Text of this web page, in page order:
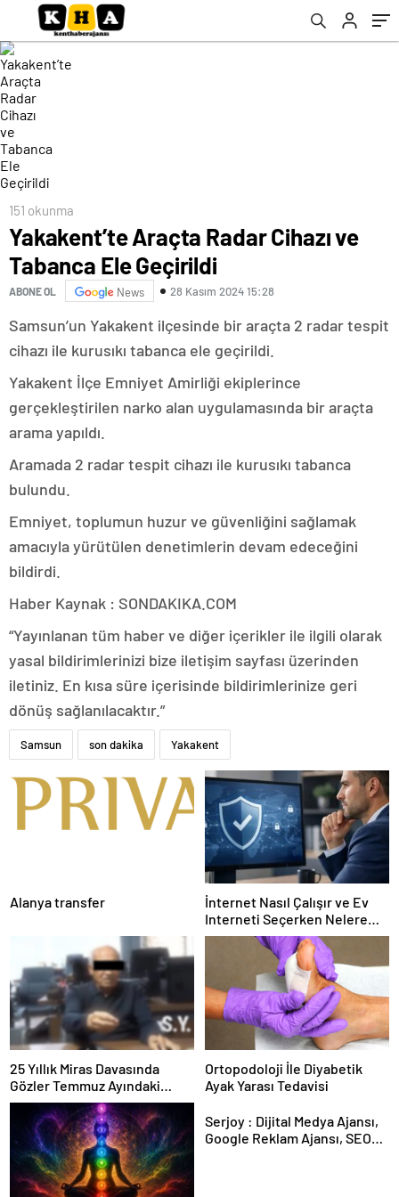
151 okunma
Yakakent’te Araçta Radar Cihazı ve
Tabanca Ele Geçirildi
ABONE OL News 28 Kasım 2024 15:28
Samsun’un Yakakent ilçesinde bir araçta 2 radar tespit
cihazı ile kurusıkı tabanca ele geçirildi.
Yakakent İlçe Emniyet Amirliği ekiplerince
gerçekleştirilen narko alan uygulamasında bir araçta
arama yapıldı.
Aramada 2 radar tespit cihazı ile kurusıkı tabanca
bulundu.
Emniyet, toplumun huzur ve güvenliğini sağlamak
amacıyla yürütülen denetimlerin devam edeceğini
bildirdi.
Haber Kaynak : SONDAKIKA.COM
“Yayınlanan tüm haber ve diğer içerikler ile ilgili olarak
yasal bildirimlerinizi bize iletişim sayfası üzerinden
iletiniz. En kısa süre içerisinde bildirimlerinize geri
dönüş sağlanılacaktır.”
Samsun son dakika Yakakent
Alanya transfer
İnternet Nasıl Çalışır ve Ev
Interneti Seçerken Nelere
Dikkat Etmelisiniz
25 Yıllık Miras Davasında
Gözler Temmuz Ayındaki
Karar Duruşmasına Çevrildi
Ortopodoloji İle Diyabetik
Ayak Yarası Tedavisi
Serjoy : Dijital Medya Ajansı,
Google Reklam Ajansı, SEO